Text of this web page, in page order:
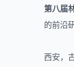
第八届
的前沿
西安，